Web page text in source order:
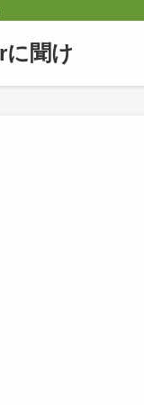
聞け